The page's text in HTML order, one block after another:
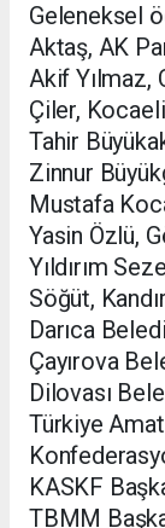
Geleneksel
Aktaş, AK
Akif
Çiler,
Tahir
Zinnur
Mustafa
Yasin Özlü,
Yıldırım
Söğüt,
Darıca
Çayırova
Dilovası
Türkiye
KASKF
TBMM